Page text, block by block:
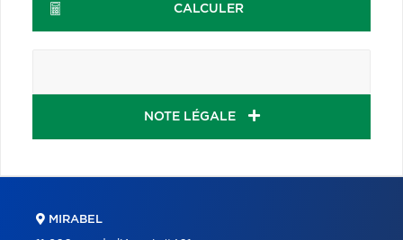
CALCULER
NOTE LÉGALE
MIRABEL